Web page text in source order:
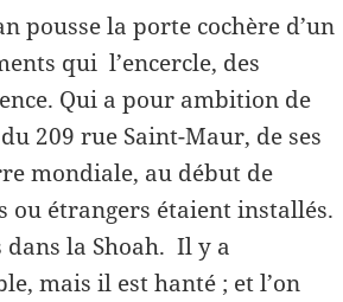
flèches
pour
diminuer
volume.
pousse la porte cochère d’un
qui l’encercle, des
Qui a pour ambition de
209 rue Saint-Maur, de ses
mondiale, au début de
ou étrangers étaient installés.
la Shoah. Il y a
mais il est hanté ; et l’on